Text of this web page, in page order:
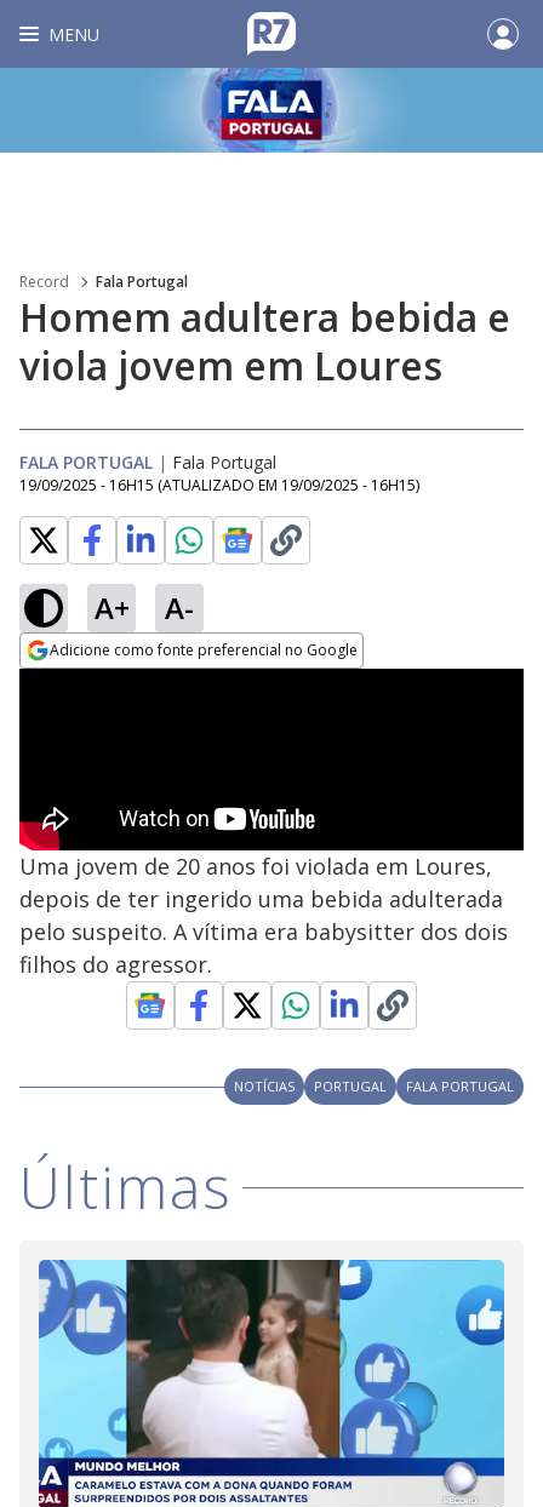
MENU
Record Fala Portugal
Homem adultera bebida e
viola jovem em Loures
FALA PORTUGAL | Fala Portugal
19/09/2025 - 16H15 (ATUALIZADO EM 19/09/2025 - 16H15)
A+ A-
Adicione como fonte preferencial no Google
Uma jovem de 20 anos foi violada em Loures,
depois de ter ingerido uma bebida adulterada
pelo suspeito. A vítima era babysitter dos dois
filhos do agressor.
NOTÍCIAS PORTUGAL FALA PORTUGAL
Últimas